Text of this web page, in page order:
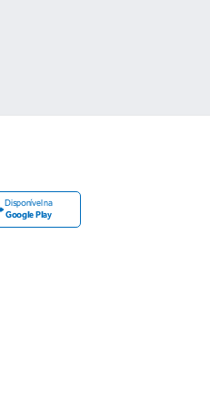
Disponível na
Google Play